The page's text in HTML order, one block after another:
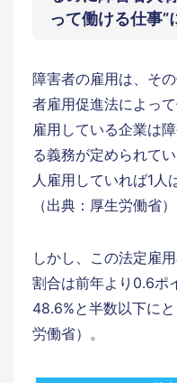
って働ける仕事”
障害者の雇用は、そ
者雇用促進法によっ
雇用している企業は
る義務が定められて
人雇用していれば1人
（出典：厚生労働省）
しかし、この法定雇
割合は前年より0.6ポ
48.6%と半数以下に
労働省）。